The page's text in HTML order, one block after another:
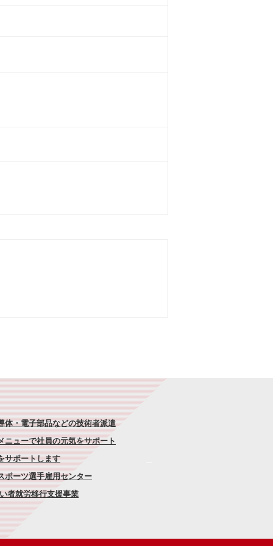
体・電子部品などの技術者派遣
ニューで社員の元気をサポート
サポートします
ポーツ選手雇用センター
者就労移行支援事業